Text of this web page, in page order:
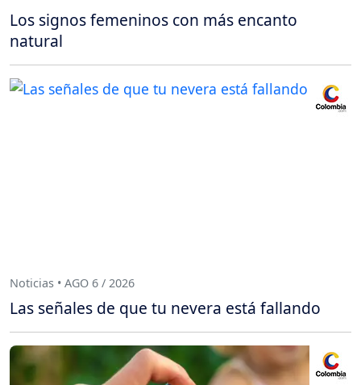
Los signos femeninos con más encanto
natural
Noticias • AGO 6 / 2026
Las señales de que tu nevera está fallando